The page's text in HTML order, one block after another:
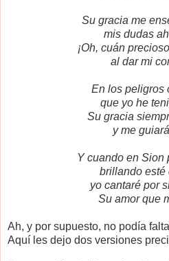
Su gracia me
mis dudas
¡Oh, cuán
al dar mi
En los peligros
que yo he
Su gracia
y me
Y cuando en Sion
brillando esté
yo cantaré por
Su amor que
Ah, y por supuesto, no podía
Aquí les dejo dos versiones